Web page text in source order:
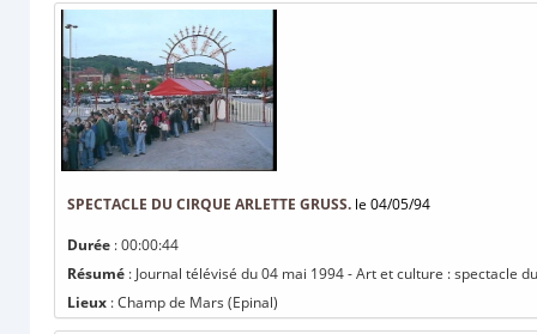
SPECTACLE DU CIRQUE ARLETTE GRUSS. le 04/05/94
Durée : 00:00:44
Résumé : Journal télévisé du 04 mai 1994 - Art et culture : spectacle
Lieux : Champ de Mars (Epinal)